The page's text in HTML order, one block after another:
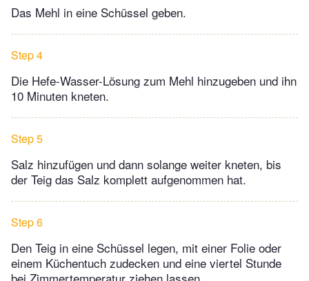
Das Mehl in eine Schüssel geben.
Step 4
Die Hefe-Wasser-Lösung zum Mehl hinzugeben und ihn
10 Minuten kneten.
Step 5
Salz hinzufügen und dann solange weiter kneten, bis
der Teig das Salz komplett aufgenommen hat.
Step 6
Den Teig in eine Schüssel legen, mit einer Folie oder
einem Küchentuch zudecken und eine viertel Stunde